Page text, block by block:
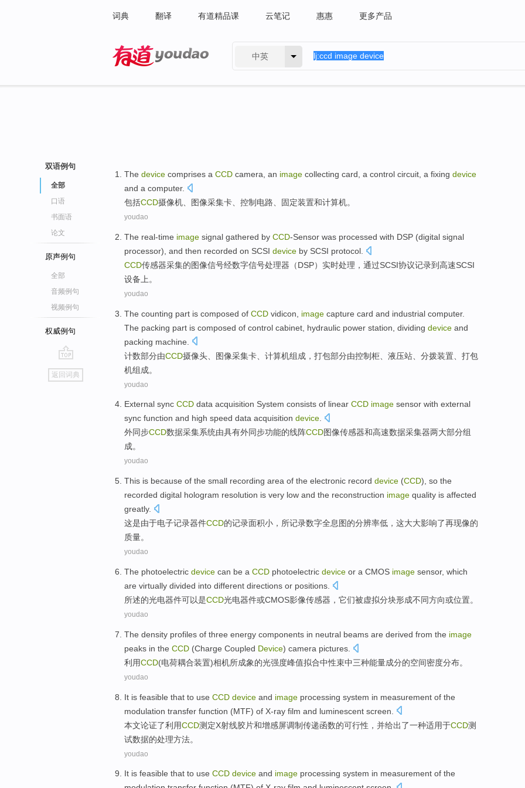
词典 翻译 有道精品课 云笔记 惠惠 更多产品
中英
双语例句
全部
口语
书面语
论文
原声例句
全部
音频例句
视频例句
权威例句
go
top
返回词典
The device comprises a CCD camera an image collecting card , a control circuit , a fixing device
and a computer.
包括CCD摄像机 图像采集卡 控制 电路 固定装置和计算机。
youdao
The real-time image signal gathered by CCD-Sensor was processed with DSP (digital signal
processor), and then recorded on SCSI device by SCSI protocol
CCD传感器采集的图像信号经数字信号处理器 （DSP） 实时处理 ， 通过SCSI协议记录到高速SCSI
设备 上 。
youdao
The counting part is composed of CCD vidicon image capture card and industrial computer.
The packing part is composed of control cabinet hydraulic power station dividing device and
packing machine.
计数部分由CCD摄像头 图像采集卡 计算机组成， 打包部分由控制柜 液压站 分拨装置 、打包
机组成。
youdao
External sync CCD data acquisition System consists of linear CCD image sensor with external
sync function and high speed data acquisition device.
外同步CCD数据采集系统由具有外同步功能的线阵CCD图像传感器和高速数据采集器两大部分组
成。
youdao
This is because of the small recording area of the electronic record device (CCD), so the
recorded digital hologram resolution is very low and the reconstruction image quality is affected
greatly.
这是由于电子记录器件CCD的记录面积小 ， 所记录数字全息图的分辨率低 ，这大大影响了再现像的
质量。
youdao
The photoelectric device can be a CCD photoelectric device or a CMOS image sensor, which
are virtually divided into different directions or positions.
所述的光电器件可以是CCD光电器件或CMOS影像传感器 ， 它们被虚拟分块形成不同方向或位置。
youdao
The density profiles of three energy components in neutral beams are derived from the image
peaks in the CCD (Charge Coupled Device) camera pictures.
利用CCD(电荷耦合装置)相机所成象的光强度峰值拟合中性束中三种能量成分的空间密度分布。
youdao
It is feasible that to use CCD device and image processing system in measurement of the
modulation transfer function (MTF) of X-ray film and luminescent screen
本文论证了利用CCD测定X射线胶片和增感屏调制传递函数的可行性， 并给出了一种适用于CCD测
试数据的处理方法。
youdao
It is feasible that to use CCD device and image processing system in measurement of the